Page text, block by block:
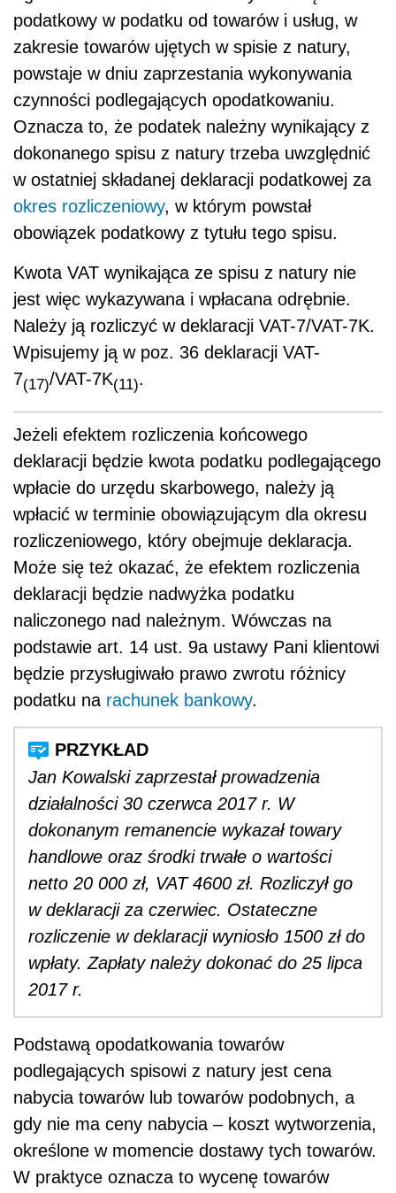
podatkowy w podatku od towarów i usług, w
zakresie towarów ujętych w spisie z natury,
powstaje w dniu zaprzestania wykonywania
czynności podlegających opodatkowaniu.
Oznacza to, że podatek należny wynikający z
dokonanego spisu z natury trzeba uwzględnić
w ostatniej składanej deklaracji podatkowej za
okres rozliczeniowy, w którym powstał
obowiązek podatkowy z tytułu tego spisu.
Kwota VAT wynikająca ze spisu z natury nie
jest więc wykazywana i wpłacana odrębnie.
Należy ją rozliczyć w deklaracji VAT-7/VAT-7K.
Wpisujemy ją w poz. 36 deklaracji VAT-
7(17)/VAT-7K(11).
Jeżeli efektem rozliczenia końcowego
deklaracji będzie kwota podatku podlegającego
wpłacie do urzędu skarbowego, należy ją
wpłacić w terminie obowiązującym dla okresu
rozliczeniowego, który obejmuje deklaracja.
Może się też okazać, że efektem rozliczenia
deklaracji będzie nadwyżka podatku
naliczonego nad należnym. Wówczas na
podstawie art. 14 ust. 9a ustawy Pani klientowi
będzie przysługiwało prawo zwrotu różnicy
podatku na rachunek bankowy.
Jan Kowalski zaprzestał prowadzenia
działalności 30 czerwca 2017 r. W
dokonanym remanencie wykazał towary
handlowe oraz środki trwałe o wartości
netto 20 000 zł, VAT 4600 zł. Rozliczył go
w deklaracji za czerwiec. Ostateczne
rozliczenie w deklaracji wyniosło 1500 zł do
wpłaty. Zapłaty należy dokonać do 25 lipca
2017 r.
Podstawą opodatkowania towarów
podlegających spisowi z natury jest cena
nabycia towarów lub towarów podobnych, a
gdy nie ma ceny nabycia – koszt wytworzenia,
określone w momencie dostawy tych towarów.
W praktyce oznacza to wycenę towarów